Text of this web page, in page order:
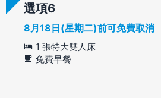
選項
8月18日(星期二)前可免費取消
1 張特大雙人床
免費早餐